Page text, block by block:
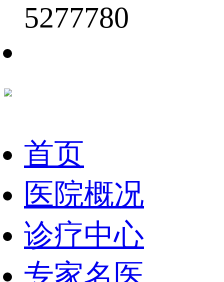
5277780
首页
医院概况
诊疗中心
专家名医